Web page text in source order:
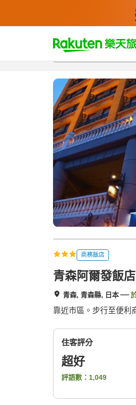
t
p
a
e
_
s
e
a
r
c
h
總覽客房與方案評語設施
商務飯店
青森阿爾發飯店
青森, 青森縣, 日本
靠近市區。步行至便利
住客評分
超好
評語數： 1,049